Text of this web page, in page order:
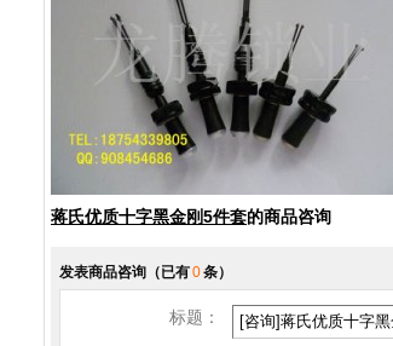
蒋氏优质十字黑金刚5件套的商品咨询
发表商品咨询 （已有0条）
标题：